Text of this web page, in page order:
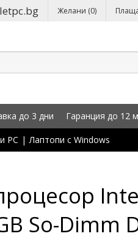
Желани (0)
до 3 дни Гаранция до 12
PC | Лаптопи с Windows
So-Dimm